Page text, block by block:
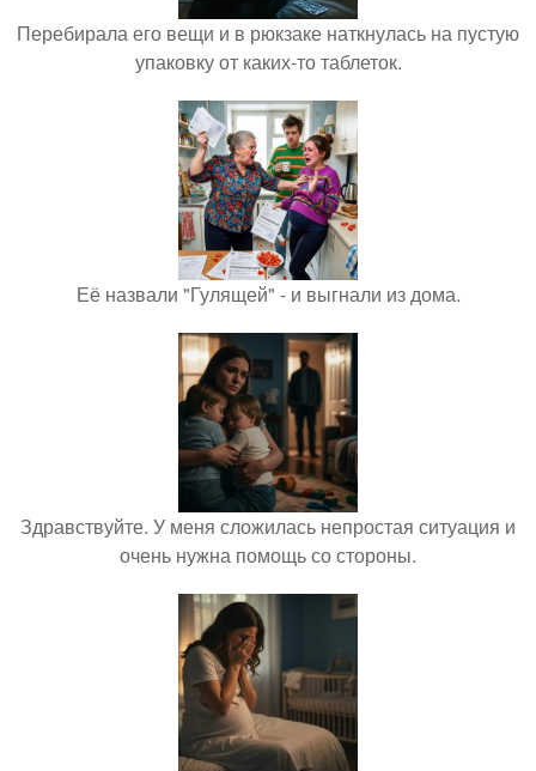
Перебирала его вещи и в рюкзаке наткнулась на пустую
упаковку от каких-то таблеток.
Её назвали "Гулящей" - и выгнали из дома.
Здравствуйте. У меня сложилась непростая ситуация и
очень нужна помощь со стороны.